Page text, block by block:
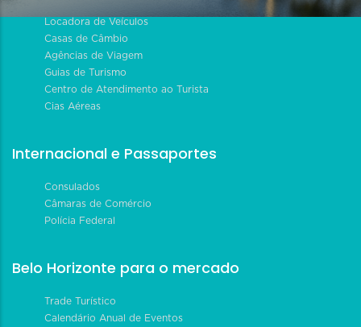
Locadora de Veículos
Casas de Câmbio
Agências de Viagem
Guias de Turismo
Centro de Atendimento ao Turista
Cias Aéreas
Internacional e Passaportes
Consulados
Câmaras de Comércio
Polícia Federal
Belo Horizonte para o mercado
Trade Turístico
Calendário Anual de Eventos